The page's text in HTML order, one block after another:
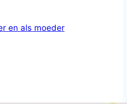
en als moeder